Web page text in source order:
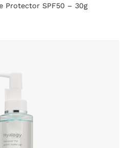
Protector SPF50 – 30g